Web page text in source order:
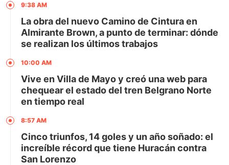
9:38 AM
La obra del nuevo Camino de Cintura en
Almirante Brown, a punto de terminar: dónde
se realizan los últimos trabajos
10:00 AM
Vive en Villa de Mayo y creó una web para
chequear el estado del tren Belgrano Norte
en tiempo real
8:57 AM
Cinco triunfos, 14 goles y un año soñado: el
increíble récord que tiene Huracán contra
San Lorenzo